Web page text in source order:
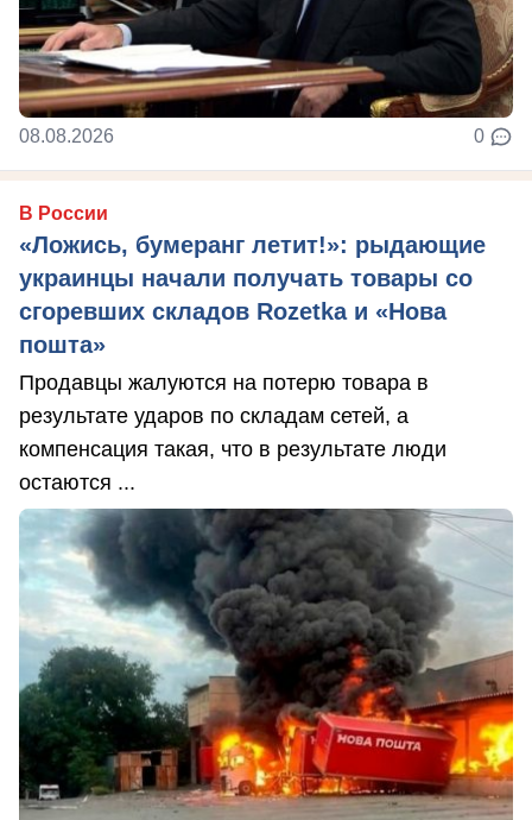
08.08.2026 0
В России
«Ложись, бумеранг летит!»: рыдающие
украинцы начали получать товары со
сгоревших складов Rozetka и «Нова
пошта»
Продавцы жалуются на потерю товара в
результате ударов по складам сетей, а
компенсация такая, что в результате люди
остаются ...